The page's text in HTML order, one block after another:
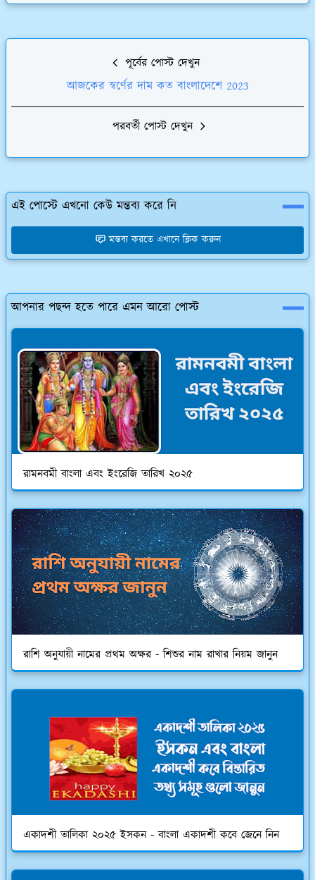
পূর্বের পোস্ট দেখুন
আজকের স্বর্ণের দাম কত বাংলাদেশে 2023
পরবর্তী পোস্ট দেখুন
এই পোস্টে এখনো কেউ মন্তব্য করে নি
মন্তব্য করতে এখানে ক্লিক করুন
আপনার পছন্দ হতে পারে এমন আরো পোস্ট
রামনবমী বাংলা এবং ইংরেজি তারিখ ২০২৫
রাশি অনুযায়ী নামের প্রথম অক্ষর - শিশুর নাম রাখার নিয়ম জানুন
একাদশী তালিকা ২০২৫ ইসকন - বাংলা একাদশী কবে জেনে নিন